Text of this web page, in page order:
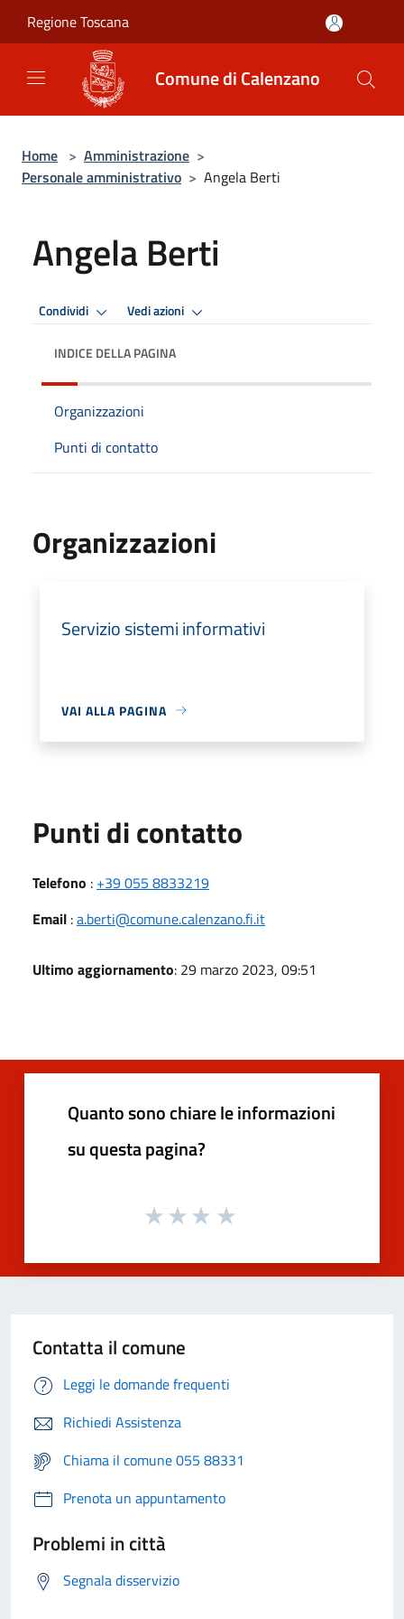
Regione Toscana
Comune di Calenzano
Home > Amministrazione >
Personale amministrativo > Angela Berti
Angela Berti
Condividi Vedi azioni
INDICE DELLA PAGINA
Organizzazioni
Punti di contatto
Organizzazioni
Servizio sistemi informativi
VAI ALLA PAGINA
Punti di contatto
Telefono : +39 055 8833219
Email :a.berti@comune.calenzano.fi.it
Ultimo aggiornamento: 29 marzo 2023, 09:51
Quanto sono chiare le informazioni
su questa pagina?
Contatta il comune
Leggi le domande frequenti
Richiedi Assistenza
Chiama il comune 055 88331
Prenota un appuntamento
Problemi in città
Segnala disservizio